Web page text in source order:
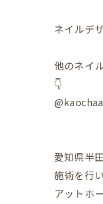
ネイルデ
他のネイ
👇
愛知県半
施術を行
アットホ